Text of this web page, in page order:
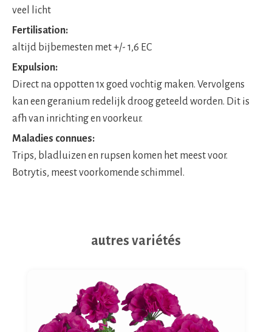
veel licht
Fertilisation:
altijd bijbemesten met +/- 1,6 EC
Expulsion:
Direct na oppotten 1x goed vochtig maken. Vervolgens
kan een geranium redelijk droog geteeld worden. Dit is
afh van inrichting en voorkeur.
Maladies connues:
Trips, bladluizen en rupsen komen het meest voor.
Botrytis, meest voorkomende schimmel.
autres variétés